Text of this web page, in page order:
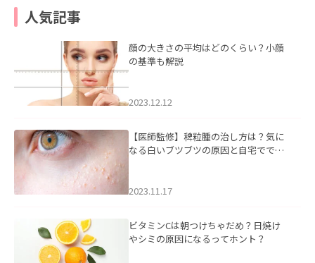
人気記事
顔の大きさの平均はどのくらい？小顔
の基準も解説
2023.12.12
【医師監修】稗粒腫の治し方は？気に
なる白いブツブツの原因と自宅ででき
2023.11.17
ビタミンCは朝つけちゃだめ？日焼け
やシミの原因になるってホント？